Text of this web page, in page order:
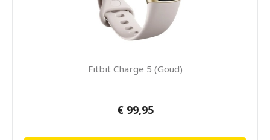
Fitbit Charge 5 (Goud)
€ 99,95